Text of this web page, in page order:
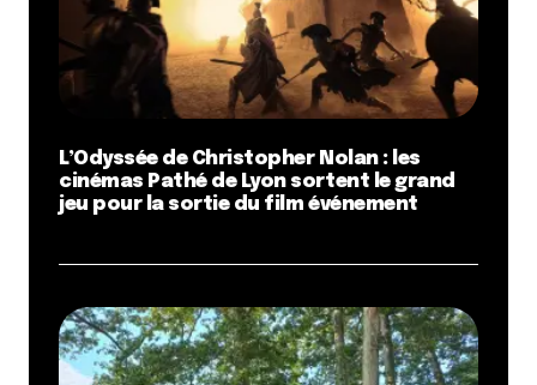
L’Odyssée de Christopher Nolan : les
cinémas Pathé de Lyon sortent le grand
jeu pour la sortie du film événement